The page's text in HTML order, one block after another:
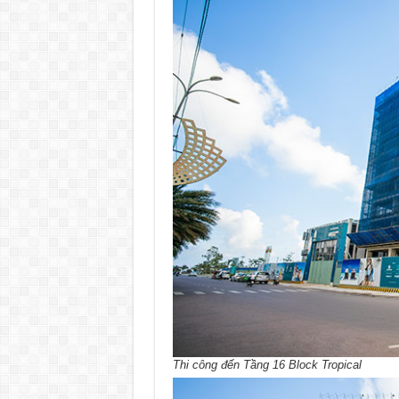
Thi công đến Tầng 16 Block Tropical